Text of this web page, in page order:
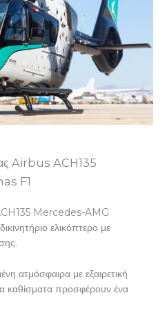
Airbus ACH135
F1
Mercedes-AMG
ελικόπτερο με
ατμόσφαιρα με εξαιρετική
καθίσματα προσφέρουν ένα